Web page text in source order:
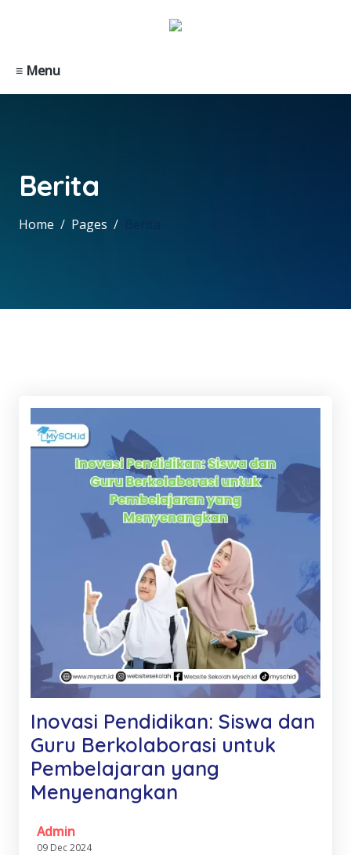
≡ Menu
Berita
Home Pages
Inovasi Pendidikan: Siswa dan
Guru Berkolaborasi untuk
Pembelajaran yang
Menyenangkan
Admin
09 Dec 2024